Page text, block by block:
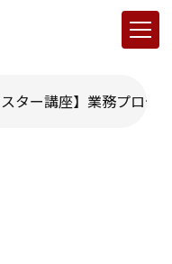
スター講座】業務プロ